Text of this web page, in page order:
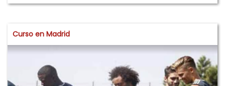
Curso en Madrid